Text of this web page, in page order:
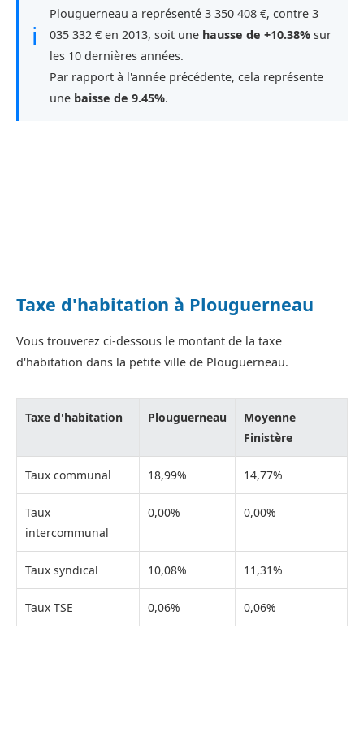
ℹ
Plouguerneau a représenté 3 350 408 €, contre 3
035 332 € en 2013, soit une hausse de +10.38% sur
les 10 dernières années.
Par rapport à l'année précédente, cela représente
une baisse de 9.45%.
Taxe d'habitation à Plouguerneau
Vous trouverez ci-dessous le montant de la taxe
d'habitation dans la petite ville de Plouguerneau.
Taxe d'habitation Plouguerneau
Moyenne
Finistère
Taux communal 18,99% 14,77%
Taux
intercommunal
0,00% 0,00%
Taux syndical 10,08% 11,31%
Taux TSE 0,06% 0,06%